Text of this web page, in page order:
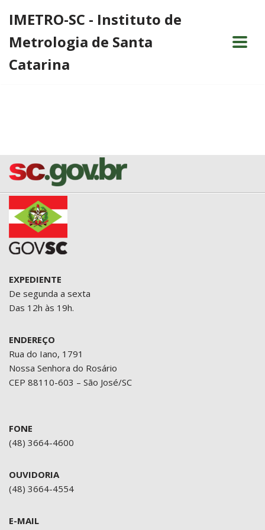
para
o
IMETRO-SC - Instituto de
Metrologia de Santa
Catarina
EXPEDIENTE
De segunda a sexta
Das 12h às 19h.
ENDEREÇO
Rua do Iano, 1791
Nossa Senhora do Rosário
CEP 88110-603 – São José/SC
FONE
(48) 3664-4600
OUVIDORIA
(48) 3664-4554
E-MAIL